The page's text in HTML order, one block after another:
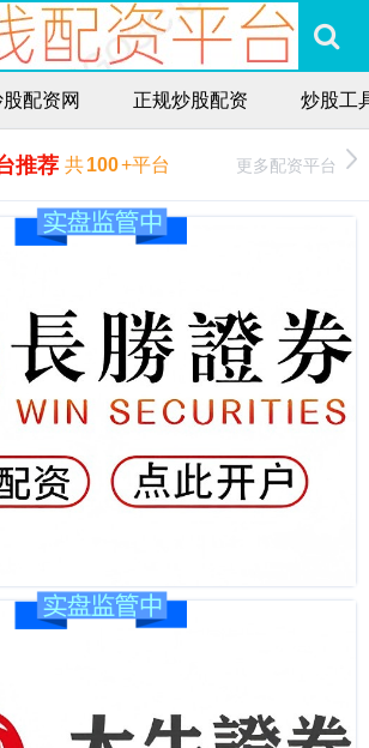
配资网 正规炒股配资 炒股工
推荐 共100+平台 更多配资平台